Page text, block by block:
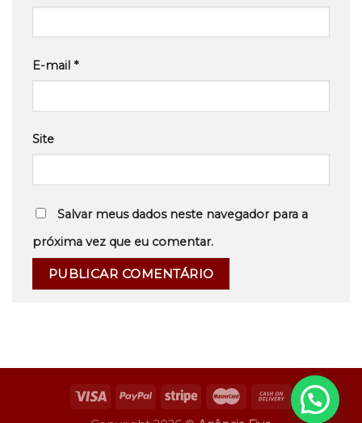
E-mail *
Site
Salvar meus dados neste navegador para a
próxima vez que eu comentar.